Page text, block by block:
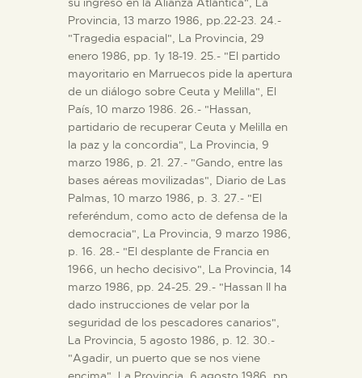
Provincia, 13 marzo 1986, pp.22-23. 24.-
"Tragedia espacial", La Provincia, 29
enero 1986, pp. 1y 18-19. 25.- "El partido
mayoritario en Marruecos pide la apertura
de un diálogo sobre Ceuta y Melilla", El
País, 10 marzo 1986. 26.- "Hassan,
partidario de recuperar Ceuta y Melilla en
la paz y la concordia", La Provincia, 9
marzo 1986, p. 21. 27.- "Gando, entre las
bases aéreas movilizadas", Diario de Las
Palmas, 10 marzo 1986, p. 3. 27.- "El
referéndum, como acto de defensa de la
democracia", La Provincia, 9 marzo 1986,
p. 16. 28.- "El desplante de Francia en
1966, un hecho decisivo", La Provincia, 14
marzo 1986, pp. 24-25. 29.- "Hassan II ha
dado instrucciones de velar por la
seguridad de los pescadores canarios",
La Provincia, 5 agosto 1986, p. 12. 30.-
"Agadir, un puerto que se nos viene